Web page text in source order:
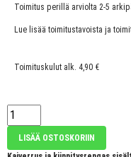
Toimitus perillä arviolta 2-5
Lue lisää toimitustavoista ja
Toimituskulut alk. 4,90 €
LISÄÄ OSTOSKORIIN